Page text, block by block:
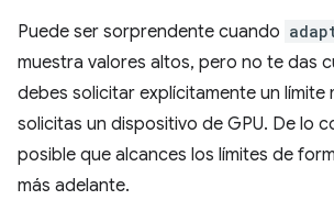
Puede ser sorprendente cuando
muestra valores altos, pero no te das
debes solicitar explícitamente un límite
solicitas un dispositivo de GPU. De lo
posible que alcances los límites de
más adelante.